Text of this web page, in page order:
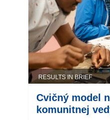
RESULTS IN BRIEF
Cvičný model
komunitnej